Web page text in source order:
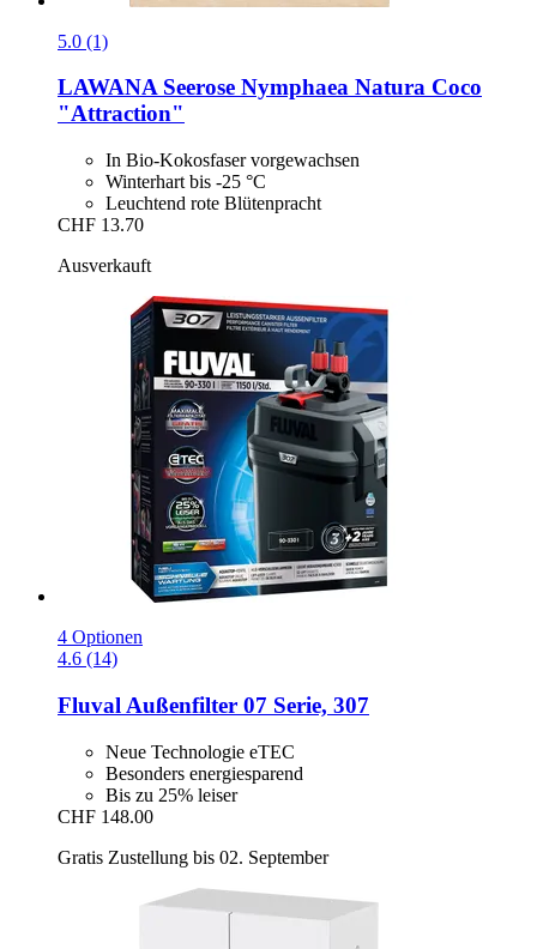
5.0 (1)
LAWANASeerose Nymphaea Natura Coco
"Attraction"
In Bio-Kokosfaser vorgewachsen
Winterhart bis -25 °C
Leuchtend rote Blütenpracht
CHF 13.70
Ausverkauft
4 Optionen
4.6 (14)
Fluval Außenfilter 07 Serie, 307
Neue Technologie eTEC
Besonders energiesparend
Bis zu 25% leiser
CHF 148.00
Gratis Zustellung bis 02. September